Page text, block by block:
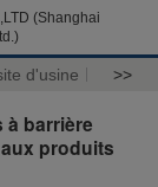
(Shanghai
d'usine >>
à barrière
produits